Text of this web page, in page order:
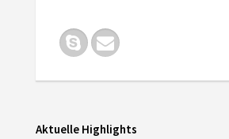
Aktuelle Highlights